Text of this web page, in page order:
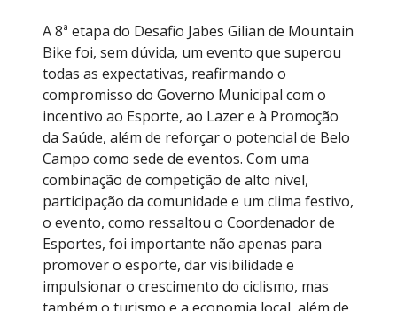
A 8ª etapa do Desafio Jabes Gilian de Mountain
Bike foi, sem dúvida, um evento que superou
todas as expectativas, reafirmando o
compromisso do Governo Municipal com o
incentivo ao Esporte, ao Lazer e à Promoção
da Saúde, além de reforçar o potencial de Belo
Campo como sede de eventos. Com uma
combinação de competição de alto nível,
participação da comunidade e um clima festivo,
o evento, como ressaltou o Coordenador de
Esportes, foi importante não apenas para
promover o esporte, dar visibilidade e
impulsionar o crescimento do ciclismo, mas